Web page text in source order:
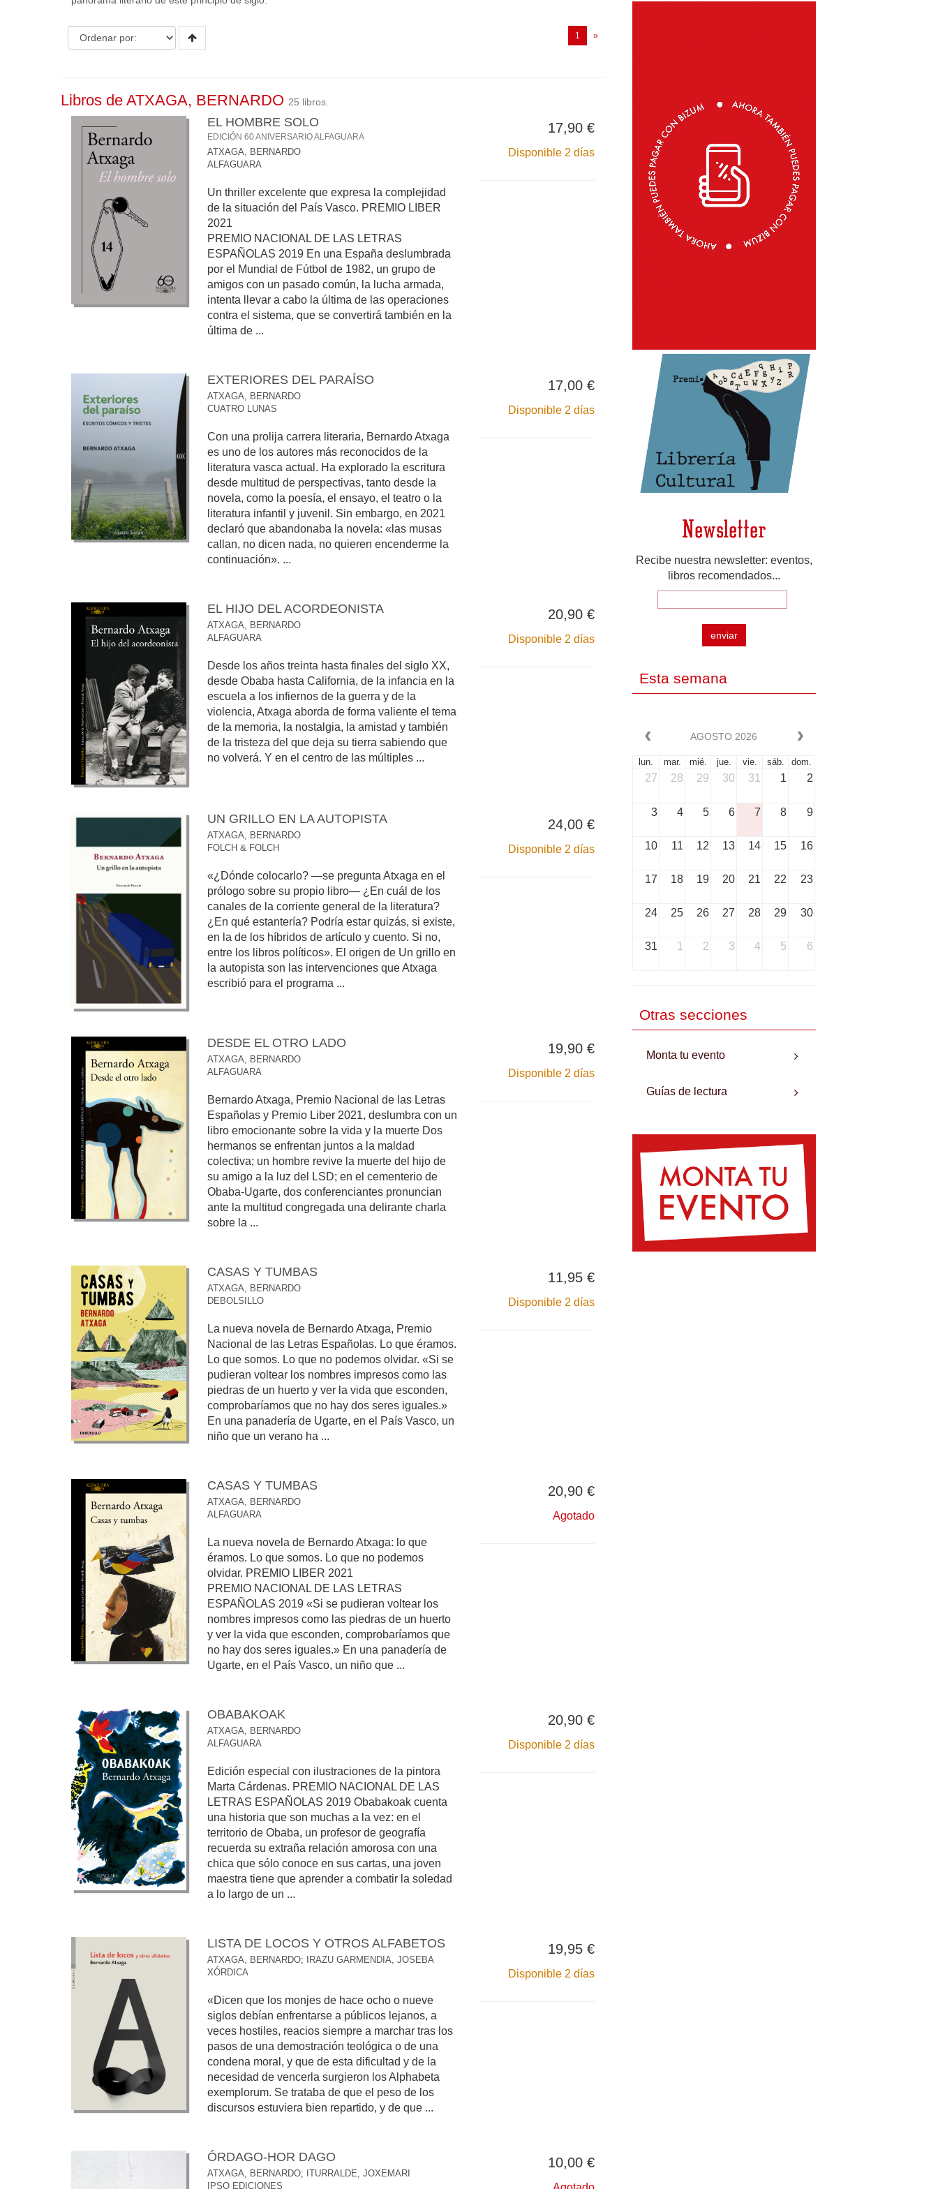
1 (current)
»
Libros de ATXAGA, BERNARDO 25 libros.
EL HOMBRE SOLO
EDICIÓN 60 ANIVERSARIO ALFAGUARA
ATXAGA, BERNARDO
ALFAGUARA
Un thriller excelente que expresa la complejidad
de la situación del País Vasco. PREMIO LIBER
2021
PREMIO NACIONAL DE LAS LETRAS
ESPAÑOLAS 2019 En una España deslumbrada
por el Mundial de Fútbol de 1982, un grupo de
amigos con un pasado común, la lucha armada,
intenta llevar a cabo la última de las operaciones
contra el sistema, que se convertirá también en la
última de ...
17,90 €
Disponible 2 días
EXTERIORES DEL PARAÍSO
ATXAGA, BERNARDO
CUATRO LUNAS
Con una prolija carrera literaria, Bernardo Atxaga
es uno de los autores más reconocidos de la
literatura vasca actual. Ha explorado la escritura
desde multitud de perspectivas, tanto desde la
novela, como la poesía, el ensayo, el teatro o la
literatura infantil y juvenil. Sin embargo, en 2021
declaró que abandonaba la novela: «las musas
callan, no dicen nada, no quieren encenderme la
continuación». ...
17,00 €
Disponible 2 días
EL HIJO DEL ACORDEONISTA
ATXAGA, BERNARDO
ALFAGUARA
Desde los años treinta hasta finales del siglo XX,
desde Obaba hasta California, de la infancia en la
escuela a los infiernos de la guerra y de la
violencia, Atxaga aborda de forma valiente el tema
de la memoria, la nostalgia, la amistad y también
de la tristeza del que deja su tierra sabiendo que
no volverá. Y en el centro de las múltiples ...
20,90 €
Disponible 2 días
UN GRILLO EN LA AUTOPISTA
ATXAGA, BERNARDO
FOLCH & FOLCH
«¿Dónde colocarlo? ―se pregunta Atxaga en el
prólogo sobre su propio libro― ¿En cuál de los
canales de la corriente general de la literatura?
¿En qué estantería? Podría estar quizás, si existe,
en la de los híbridos de artículo y cuento. Si no,
entre los libros políticos». El origen de Un grillo en
la autopista son las intervenciones que Atxaga
escribió para el programa ...
24,00 €
Disponible 2 días
DESDE EL OTRO LADO
ATXAGA, BERNARDO
ALFAGUARA
Bernardo Atxaga, Premio Nacional de las Letras
Españolas y Premio Liber 2021, deslumbra con un
libro emocionante sobre la vida y la muerte Dos
hermanos se enfrentan juntos a la maldad
colectiva; un hombre revive la muerte del hijo de
su amigo a la luz del LSD; en el cementerio de
Obaba-Ugarte, dos conferenciantes pronuncian
ante la multitud congregada una delirante charla
sobre la ...
19,90 €
Disponible 2 días
CASAS Y TUMBAS
ATXAGA, BERNARDO
DEBOLSILLO
La nueva novela de Bernardo Atxaga, Premio
Nacional de las Letras Españolas. Lo que éramos.
Lo que somos. Lo que no podemos olvidar. «Si se
pudieran voltear los nombres impresos como las
piedras de un huerto y ver la vida que esconden,
comprobaríamos que no hay dos seres iguales.»
En una panadería de Ugarte, en el País Vasco, un
niño que un verano ha ...
11,95 €
Disponible 2 días
CASAS Y TUMBAS
ATXAGA, BERNARDO
ALFAGUARA
La nueva novela de Bernardo Atxaga: lo que
éramos. Lo que somos. Lo que no podemos
olvidar. PREMIO LIBER 2021
PREMIO NACIONAL DE LAS LETRAS
ESPAÑOLAS 2019 «Si se pudieran voltear los
nombres impresos como las piedras de un huerto
y ver la vida que esconden, comprobaríamos que
no hay dos seres iguales.» En una panadería de
Ugarte, en el País Vasco, un niño que ...
20,90 €
Agotado
OBABAKOAK
ATXAGA, BERNARDO
ALFAGUARA
Edición especial con ilustraciones de la pintora
Marta Cárdenas. PREMIO NACIONAL DE LAS
LETRAS ESPAÑOLAS 2019 Obabakoak cuenta
una historia que son muchas a la vez: en el
territorio de Obaba, un profesor de geografía
recuerda su extraña relación amorosa con una
chica que sólo conoce en sus cartas, una joven
maestra tiene que aprender a combatir la soledad
a lo largo de un ...
20,90 €
Disponible 2 días
LISTA DE LOCOS Y OTROS ALFABETOS
ATXAGA, BERNARDO;
IRAZU GARMENDIA, JOSEBA
XÓRDICA
«Dicen que los monjes de hace ocho o nueve
siglos debían enfrentarse a públicos lejanos, a
veces hostiles, reacios siempre a marchar tras los
pasos de una demostración teológica o de una
condena moral, y que de esta dificultad y de la
necesidad de vencerla surgieron los Alphabeta
exemplorum. Se trataba de que el peso de los
discursos estuviera bien repartido, y de que ...
19,95 €
Disponible 2 días
ÓRDAGO-HOR DAGO
ATXAGA, BERNARDO; ITURRALDE, JOXEMARI
IPSO EDICIONES
10,00 €
Newsletter
Recibe nuestra newsletter: eventos,
libros recomendados...
enviar
Esta semana
AGOSTO 2026
lun. mar. mié. jue. vie. sáb. dom.
27 28 29 30 31 1 2
3 4 5 6 7 8 9
10 11 12 13 14 15 16
17 18 19 20 21 22 23
24 25 26 27 28 29 30
31 1 2 3 4 5 6
Otras secciones
Monta tu evento
Guías de lectura